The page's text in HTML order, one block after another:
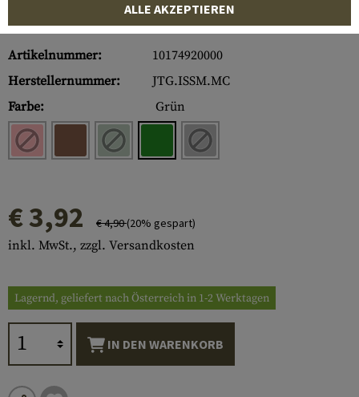
Artikelnummer:
10174920000
Herstellernummer:
JTG.ISSM.MC
Farbe:
Grün
€ 3,92 € 4,90(20% gespart)
inkl. MwSt., zzgl. Versandkosten
Lagernd, geliefert nach Österreich in 1-2 Werktagen
IN DEN WARENKORB
ALLE AKZEPTIEREN